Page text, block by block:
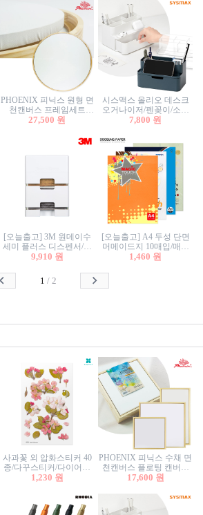
PHOENIX 피닉스 원형 면
천캔버스 프레임세트
30cm/원형캔버스/플로팅
27,500 원
시스맥스 올리오 데스크
오거나이저/펜꽂이/소품
꽂이/소품함/정리함/수납
7,800 원
[오늘출고] 3M 원데이수
세미 플러스 디스펜서/소
프트수세미5매+강력수세
9,910 원
[오늘출고] A4 두성 단면
머메이드지 10매입/매직
터치/색지/색상지/색복사
칼라색지/고급복사지
1,460 원
1 / 2
사과꽃 외 압화스티커 40
종/다꾸스티커/다이어리
꾸미기/꽃스티커/자연물
1,230 원
PHOENIX 피닉스 수채 면
천캔버스 플로팅 캔버스
프레임세트 30x30cm/액자
17,600 원